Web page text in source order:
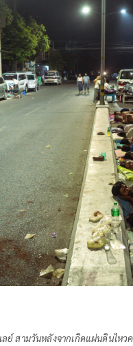
สามวันหลังจากเกิดแผ่นดินไหวค